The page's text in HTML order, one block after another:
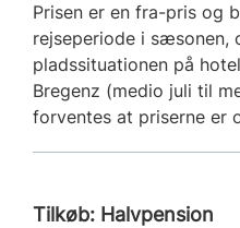
Prisen er en fra-pris og
rejseperiode i sæsonen,
pladssituationen på
Bregenz (medio juli til
forventes at priserne er
Tilkøb: Halvpension